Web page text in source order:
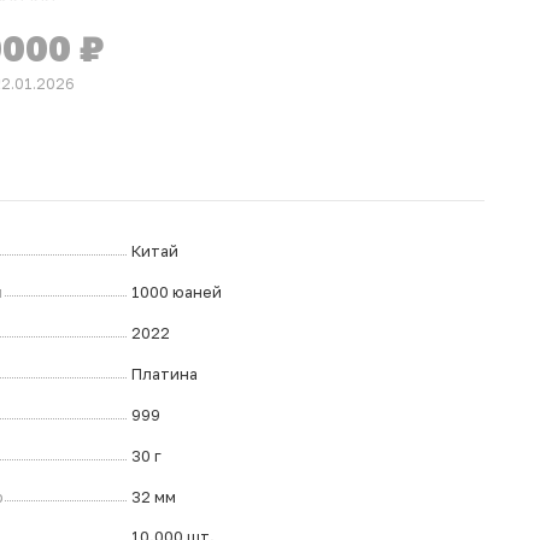
₽
Китай
1000 юаней
2022
Платина
999
30 г
32 мм